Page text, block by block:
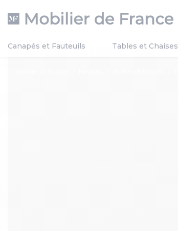
Canapés et Fauteuils Tables et Chaises